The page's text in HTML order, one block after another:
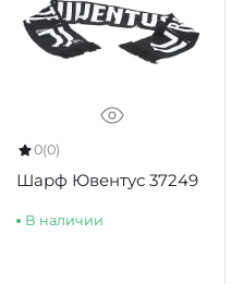
0(0)
Шарф Ювентус 37249
В наличии